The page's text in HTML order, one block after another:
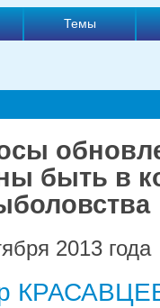
Темы
быть в
2013 года